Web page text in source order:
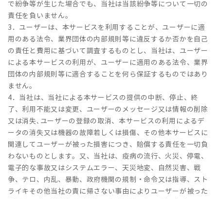
で紛争等が生じた場合でも、当社は当該紛争等について一切の
責任を負いません。
3．ユーザーは、本サービスを利用することが、ユーザーに適
用のある法令、業界団体の内部規則等に違反するか否かを自己
の責任と費用に基づいて調査するものとし、当社は、ユーザー
による本サービスの利用が、ユーザーに適用のある法令、業界
団体の内部規則等に適合することを何ら保証するものではあり
ません。
4．当社は、当社による本サービスの提供の中断、停止、終
了、利用不能又は変更、ユーザーのメッセージ又は情報の削除
又は消失､ユーザーの登録の取消、本サービスの利用によるデ
ータの消失又は機器の故障若しくは損傷、その他本サービスに
関連してユーザーが被った損害につき、賠償する責任を一切負
わないものとします。又、当社は、疫病の流行、火災、停電、
電子的な事故又はシステムエラー、天災地変、自然災害、戦
争、テロ、内乱、暴動、政府機関の規制・命令又は指導、スト
ライキその他当社の責に帰さない事由によりユーザーが被った